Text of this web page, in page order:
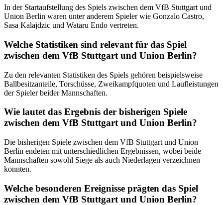
In der Startaufstellung des Spiels zwischen dem VfB Stuttgart und
Union Berlin waren unter anderem Spieler wie Gonzalo Castro,
Sasa Kalajdzic und Wataru Endo vertreten.
Welche Statistiken sind relevant für das Spiel
zwischen dem VfB Stuttgart und Union Berlin?
Zu den relevanten Statistiken des Spiels gehören beispielsweise
Ballbesitzanteile, Torschüsse, Zweikampfquoten und Laufleistungen
der Spieler beider Mannschaften.
Wie lautet das Ergebnis der bisherigen Spiele
zwischen dem VfB Stuttgart und Union Berlin?
Die bisherigen Spiele zwischen dem VfB Stuttgart und Union
Berlin endeten mit unterschiedlichen Ergebnissen, wobei beide
Mannschaften sowohl Siege als auch Niederlagen verzeichnen
konnten.
Welche besonderen Ereignisse prägten das Spiel
zwischen dem VfB Stuttgart und Union Berlin?